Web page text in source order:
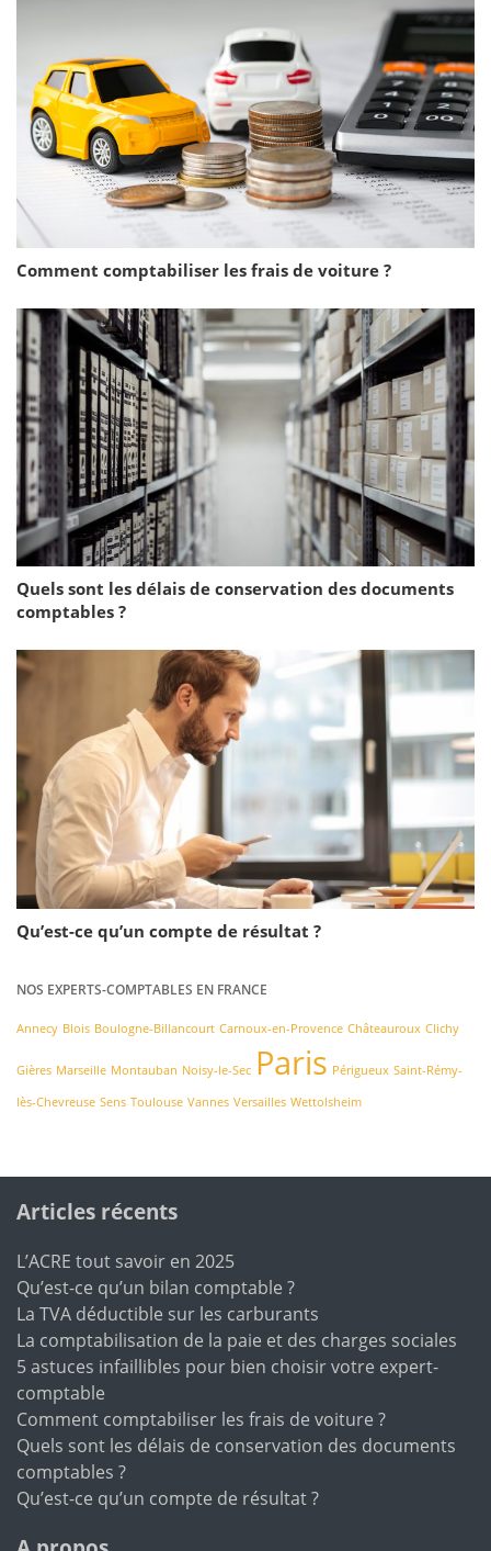
Comment comptabiliser les frais de voiture ?
Quels sont les délais de conservation des documents
comptables ?
Qu’est-ce qu’un compte de résultat ?
NOS EXPERTS-COMPTABLES EN FRANCE
Annecy Blois Boulogne-Billancourt Carnoux-en-Provence Châteauroux Clichy
Gières Marseille Montauban Noisy-le-Sec Paris Périgueux Saint-Rémy-
lès-Chevreuse Sens Toulouse Vannes Versailles Wettolsheim
Articles récents
L’ACRE tout savoir en 2025
Qu’est-ce qu’un bilan comptable ?
La TVA déductible sur les carburants
La comptabilisation de la paie et des charges sociales
5 astuces infaillibles pour bien choisir votre expert-
comptable
Comment comptabiliser les frais de voiture ?
Quels sont les délais de conservation des documents
comptables ?
Qu’est-ce qu’un compte de résultat ?